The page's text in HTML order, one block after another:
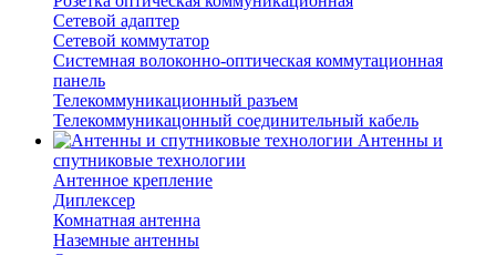
Сетевой адаптер
Сетевой коммутатор
Системная волоконно-оптическая коммутационная
панель
Телекоммуникационный разъем
Телекоммуникацонный соединительный кабель
Антенны и
спутниковые технологии
Антенное крепление
Диплексер
Комнатная антенна
Наземные антенны